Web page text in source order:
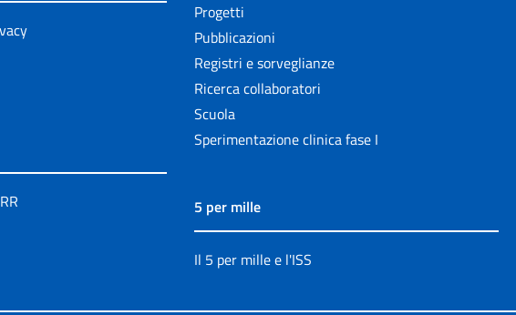
Progetti
Pubblicazioni
Registri e sorveglianze
Ricerca collaboratori
Scuola
Sperimentazione clinica fase I
5 per mille
Il 5 per mille e l'ISS